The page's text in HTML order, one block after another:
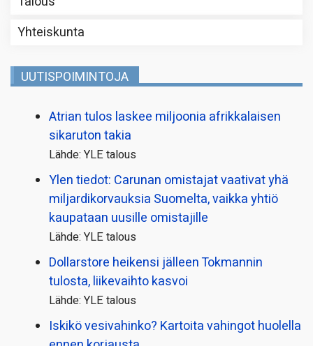
Yhteiskunta
UUTISPOIMINTOJA
Atrian tulos laskee miljoonia afrikkalaisen
sikaruton takia
Lähde: YLE talous
Ylen tiedot: Carunan omistajat vaativat yhä
miljardi­korvauksia Suomelta, vaikka yhtiö
kaupataan uusille omistajille
Lähde: YLE talous
Dollarstore heikensi jälleen Tokmannin
tulosta, liikevaihto kasvoi
Lähde: YLE talous
Iskikö vesivahinko? Kartoita vahingot huolella